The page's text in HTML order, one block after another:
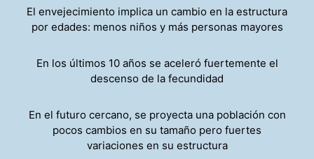
que la población
argentina continuará
moderadamente en el
futuro cercano con una
estabilización. Ante este
escenario, es probable
que la población de
El envejecimiento implica un cambio en la estructura
por edades: menos niños y más personas mayores
En los últimos 10 años se aceleró fuertemente el
descenso de la fecundidad
En el futuro cercano, se proyecta una población con
pocos cambios en su tamaño pero fuertes
variaciones en su estructura